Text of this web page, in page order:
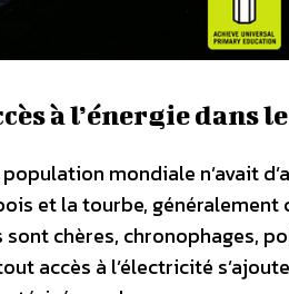
à l’énergie dans
population mondiale n’avait
et la tourbe,
chères, chronophages,
accès à l’électricité